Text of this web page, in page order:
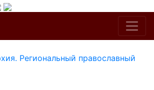
Региональный православный